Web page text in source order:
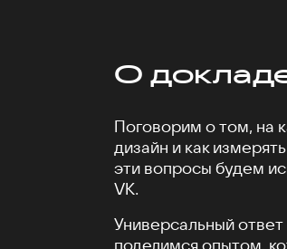
О
Поговорим о том, на
дизайн и как
эти вопросы будем
VK.
Универсальный